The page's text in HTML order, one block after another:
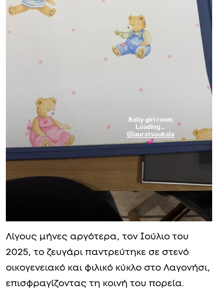
Λίγους μήνες αργότερα, τον Ιούλιο του
2025, το ζευγάρι παντρεύτηκε σε στενό
οικογενειακό και φιλικό κύκλο στο Λαγονήσι,
επισφραγίζοντας τη κοινή του πορεία.